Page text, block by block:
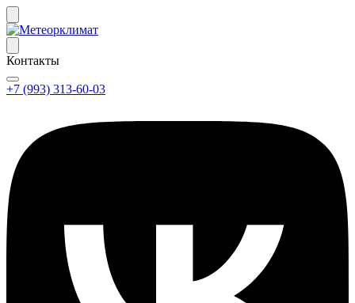
Контакты
+7 (993) 313-60-03